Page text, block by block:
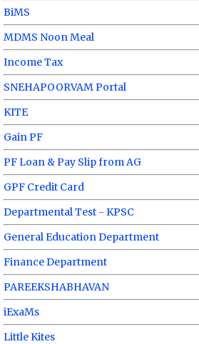
BiMS
MDMS Noon Meal
Income Tax
SNEHAPOORVAM Portal
KITE
Gain PF
PF Loan & Pay Slip from AG
GPF Credit Card
Departmental Test - KPSC
General Education Department
Finance Department
PAREEKSHABHAVAN
iExaMs
Little Kites